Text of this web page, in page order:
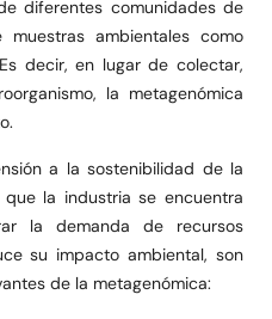
diferentes comunidades de
ambientales como
decir, en lugar de colectar,
la metagenómica
a la sostenibilidad de la
la industria se encuentra
la demanda de recursos
su impacto ambiental, son
de la metagenómica: